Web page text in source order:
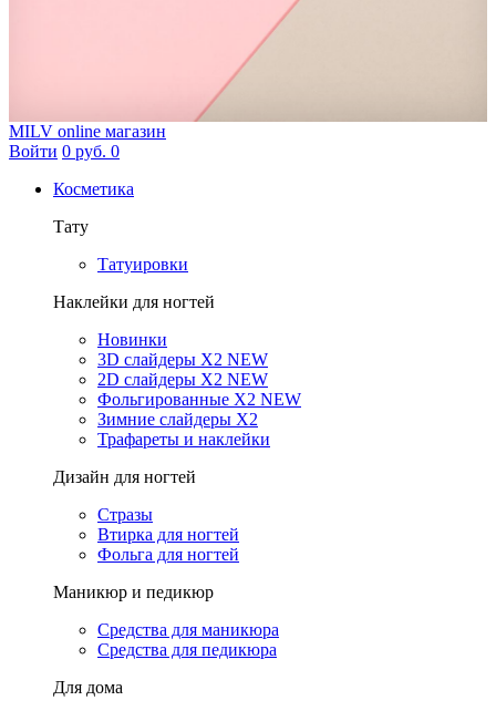
MILV online магазин
Войти 0 руб. 0
Косметика
Тату
Татуировки
Наклейки для ногтей
Новинки
3D слайдеры X2 NEW
2D слайдеры X2 NEW
Фольгированные X2 NEW
Зимние слайдеры Х2
Трафареты и наклейки
Дизайн для ногтей
Стразы
Втирка для ногтей
Фольга для ногтей
Маникюр и педикюр
Средства для маникюра
Средства для педикюра
Для дома